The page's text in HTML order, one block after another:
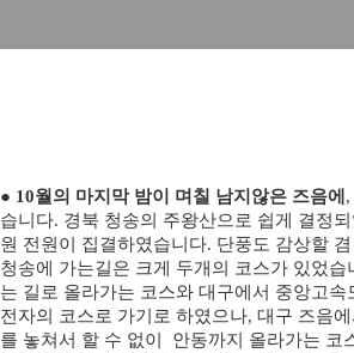
● 10월의 마지막 밤이 며칠 남지않은 즈음에
습니다. 경북 청송의 주왕산으로 쉽게 결정
원 전원이 집결하였습니다. 단풍도 감상할
청송에 가는길은 크게 두개의 코스가 있었
는 길로 올라가는 코스와 대구에서 중앙고
전자의 코스로 가기로 하였으나, 대구 즈음
를 놓쳐서 할 수 없이 안동까지 올라가는 코